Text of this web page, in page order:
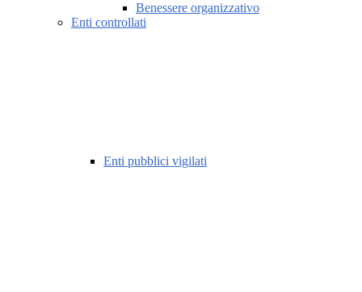
Benessere organizzativo
Enti controllati
Enti pubblici vigilati